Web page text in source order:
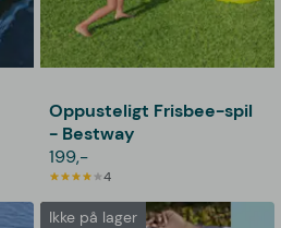
Oppusteligt Frisbee-spil
- Bestway
199,-
4
Ikke på lager